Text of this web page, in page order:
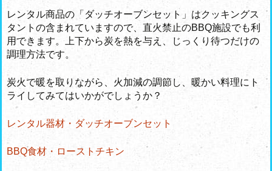
レンタル商品の「ダッチオーブンセット」はクッキングス
タントの含まれていますので、直火禁止のBBQ施設でも利
用できます。上下から炭を熱を与え、じっくり待つだけの
調理方法です。
炭火で暖を取りながら、火加減の調節し、暖かい料理にト
ライしてみてはいかがでしょうか？
レンタル器材・ダッチオーブンセット
BBQ食材・ローストチキン